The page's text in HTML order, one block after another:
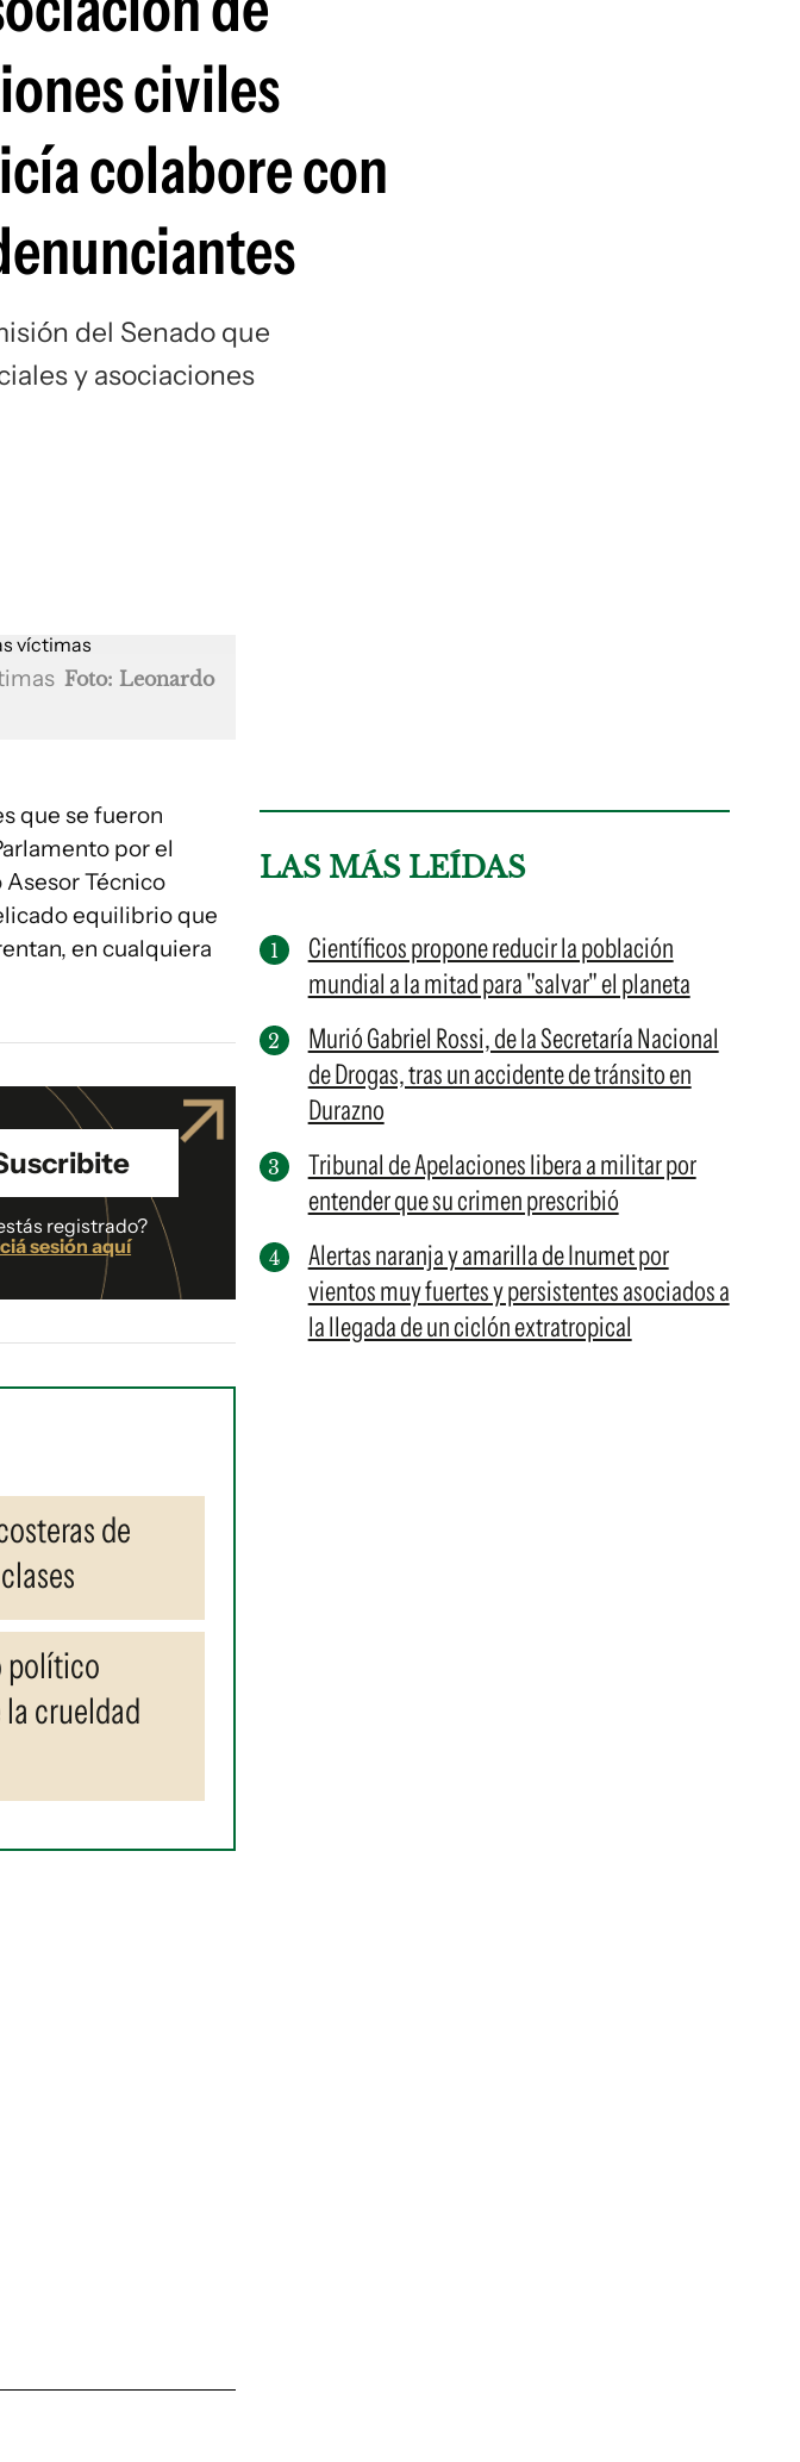
civiles
colabore con
del Senado que
y asociaciones
Foto: Leonardo
que se fueron
por el
Técnico
equilibrio que
en cualquiera
registrado?
sesión aquí
de
político
crueldad
LAS MÁS LEÍDAS
Científicos propone reducir la población
mundial a la mitad para "salvar" el planeta
Murió Gabriel Rossi, de la Secretaría Nacional
de Drogas, tras un accidente de tránsito en
Durazno
Tribunal de Apelaciones libera a militar por
entender que su crimen prescribió
Alertas naranja y amarilla de Inumet por
vientos muy fuertes y persistentes asociados a
la llegada de un ciclón extratropical